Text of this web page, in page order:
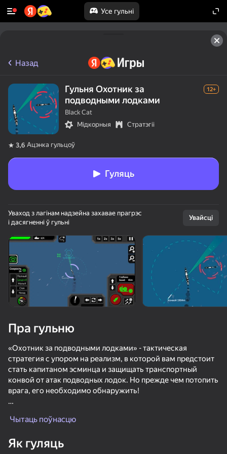
Усе гульні
Павярніце прыладу
Гульня працуе толькі ў гарызантальнай
арыентацыі
Ускользни от Лазера
Назад
Гульня Охотник за
подводными лодками
12+
Black Cat
Мідкорныя
Стратэгіі
3,6 Ацэнка гульцоў
Гуляць
Уваход з лагінам надзейна захавае прагрэс
і дасягненні ў гульні
Увайсці
Пра гульню
«Охотник за подводными лодками» - тактическая
стратегия с упором на реализм, в которой вам предстоит
стать капитаном эсминца и защищать транспортный
конвой от атак подводных лодок. Но прежде чем потопить
врага, его необходимо обнаружить!
- Сложная симуляция морского боя эсминца против
- Реалистичные системы обнаружения целей: сонар
Чытаць поўнасцю
Як гуляць